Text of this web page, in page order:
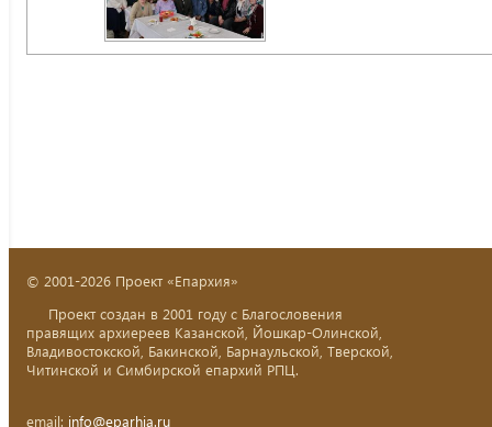
© 2001-2026 Проект «Епархия»
Проект создан в 2001 году с Благословения
правящих архиереев Казанской, Йошкар-Олинской,
Владивостокской, Бакинской, Барнаульской, Тверской,
Читинской и Симбирской епархий РПЦ.
email: info@eparhia.ru